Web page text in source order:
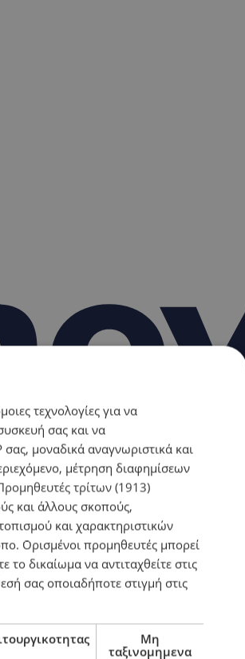
τεχνολογίες για να
σας και να
μοναδικά αναγνωριστικά και
μέτρηση διαφημίσεων
τρίτων (1913)
και άλλους σκοπούς,
και χαρακτηριστικών
Ορισμένοι προμηθευτές μπορεί
το δικαίωμα να αντιταχθείτε στις
σας οποιαδήποτε στιγμή στις
Μη
ταξινομημενα